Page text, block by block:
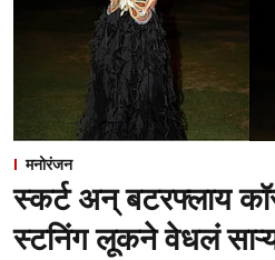
मनोरंजन
स्कर्ट अन् बटरफ्लाय
स्टनिंग लूकने वेधलं